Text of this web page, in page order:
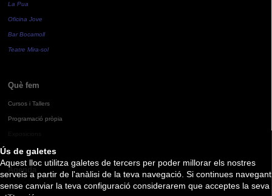
Ús de galetes
Aquest lloc utilitza galetes de tercers per poder millorar els nostres
serveis a partir de l'anàlisi de la teva navegació. Si continues navegant
sense canviar la teva configuració considerarem que acceptes la seva
La Pua
Oficina Jove
Bar Bocamoll
Teatre Mira-sol
Què fem
Cursos i Tallers
Programació pròpia
Agenda